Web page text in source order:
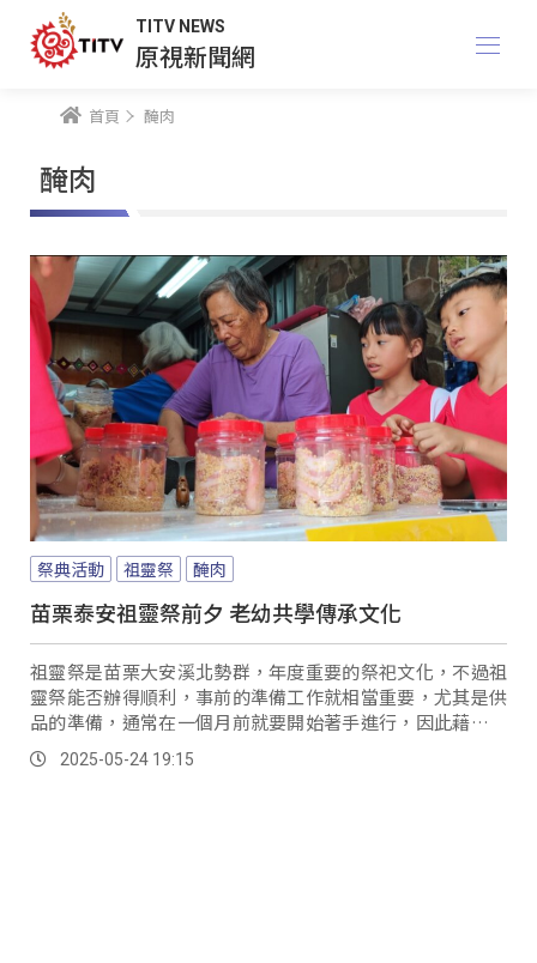
TITV NEWS
原視新聞網
首頁 醃肉
醃肉
祭典活動 祖靈祭 醃肉
苗栗泰安祖靈祭前夕 老幼共學傳承文化
祖靈祭是苗栗大安溪北勢群，年度重要的祭祀文化，不過祖
靈祭能否辦得順利，事前的準備工作就相當重要，尤其是供
品的準備，通常在一個月前就要開始著手進行，因此藉著今
年祖靈祭之前的準備工作，苗栗泰安士林部落，就帶著士林
國小以及台中和平博屋瑪國小學生，一起來向部落長輩學習
2025-05-24 19:15